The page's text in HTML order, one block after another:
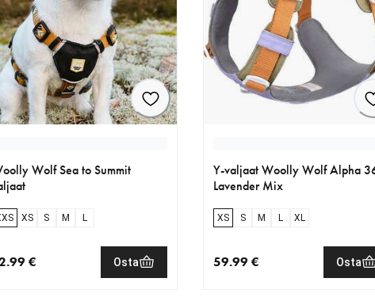
65cm 70cm
Wolf Sea to Summit
XS S M L
€ Osta
Y-valjaat Woolly Wolf Alpha
Lavender Mix
XS S M L XL
59.99 € Osta